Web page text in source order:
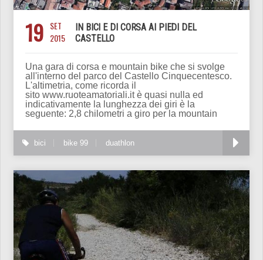
19 SET
2015
IN BICI E DI CORSA AI PIEDI DEL
CASTELLO
Una gara di corsa e mountain bike che si svolge
all'interno del parco del Castello Cinquecentesco.
L'altimetria, come ricorda il
sito www.ruoteamatoriali.it è quasi nulla ed
indicativamente la lunghezza dei giri è la
seguente: 2,8 chilometri a giro per la mountain
bici bike 99 duathlon